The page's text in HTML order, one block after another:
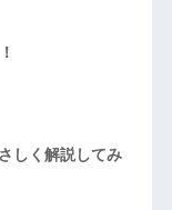
しく解説してみ